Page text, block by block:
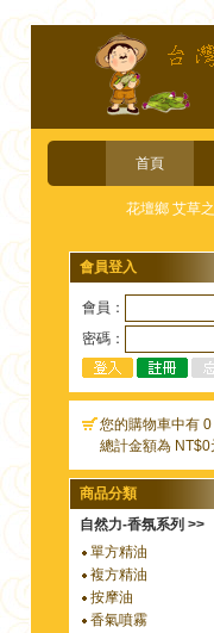
首頁
花壇鄉 艾草
會員登入
會員：
密碼：
您的購物車中有 0
總計金額為 NT$0
商品分類
自然力-香氛系列 >>
單方精油
複方精油
按摩油
香氣噴霧